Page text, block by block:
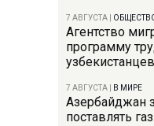
7 АВГУСТА
Агентство
программу
7 АВГУСТА В МИРЕ
Азербайджан
поставлять